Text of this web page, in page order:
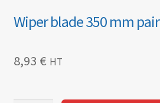
Wiper blade 350 mm pair
8,93 € HT